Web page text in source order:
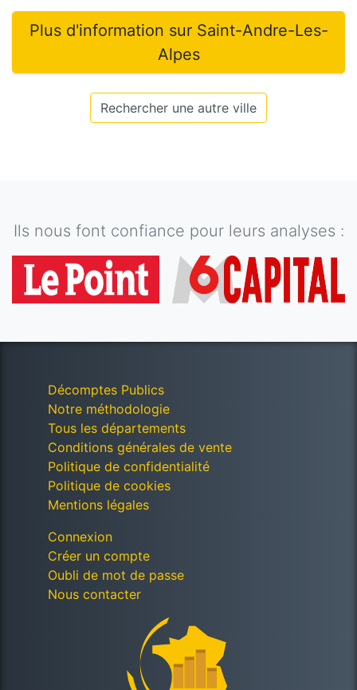
Plus d'information sur Saint-Andre-Les-
Alpes
Rechercher une autre ville
Ils nous font confiance pour leurs analyses :
Décomptes Publics
Notre méthodologie
Tous les départements
Conditions générales de vente
Politique de confidentialité
Politique de cookies
Mentions légales
Connexion
Créer un compte
Oubli de mot de passe
Nous contacter